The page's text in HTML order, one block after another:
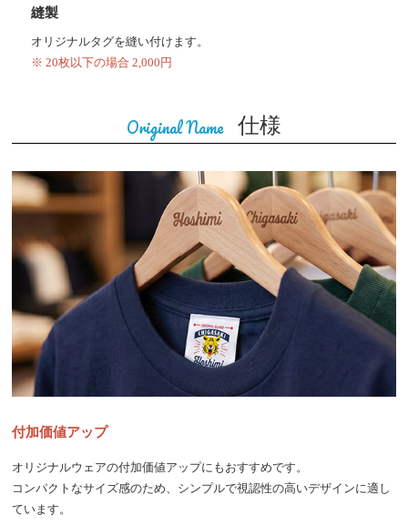
縫製
オリジナルタグを縫い付けます。
※ 20枚以下の場合 2,000円
Original Name 仕様
付加価値アップ
オリジナルウェアの付加価値アップにもおすすめです。
コンパクトなサイズ感のため、シンプルで視認性の高いデザインに適し
ています。